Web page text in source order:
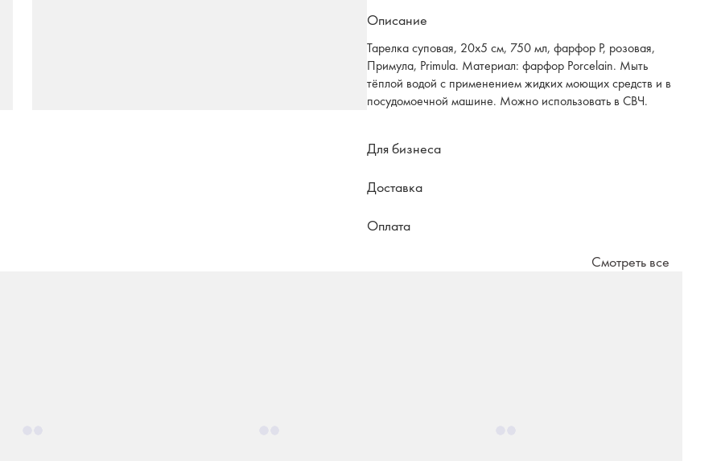
Описание
Тарелка суповая, 20х5 см, 750 мл, фарфор P, розовая,
Примула, Primula. Материал: фарфор Рorcelain. Мыть
тёплой водой с применением жидких моющих средств и в
посудомоечной машине. Можно использовать в СВЧ.
Для бизнеса
Доставка
Оплата
Смотреть все